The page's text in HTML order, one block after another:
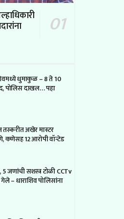
धुमाकुळ – 8 ते 10
पोलिस दाखल… पहा
तस्करीत अखेर मास्टर
कणेसह 12 आरोपी वॉन्टेड
जणांची सशस्त्र टोळी CCTv
– धाराशिव पोलिसांना